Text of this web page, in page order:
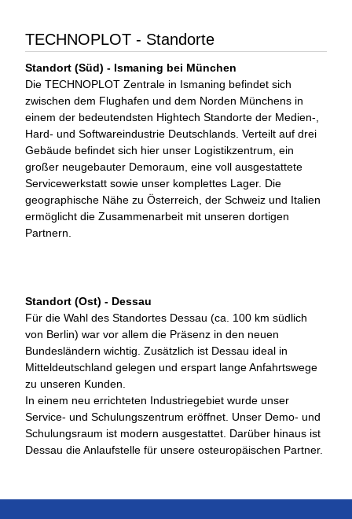
TECHNOPLOT - Standorte
Standort (Süd) - Ismaning bei München
Die TECHNOPLOT Zentrale in Ismaning befindet sich
zwischen dem Flughafen und dem Norden Münchens in
einem der bedeutendsten Hightech Standorte der Medien-,
Hard- und Softwareindustrie Deutschlands. Verteilt auf drei
Gebäude befindet sich hier unser Logistikzentrum, ein
großer neugebauter Demoraum, eine voll ausgestattete
Servicewerkstatt sowie unser komplettes Lager. Die
geographische Nähe zu Österreich, der Schweiz und Italien
ermöglicht die Zusammenarbeit mit unseren dortigen
Partnern.
Standort (Ost) - Dessau
Für die Wahl des Standortes Dessau (ca. 100 km südlich
von Berlin) war vor allem die Präsenz in den neuen
Bundesländern wichtig. Zusätzlich ist Dessau ideal in
Mitteldeutschland gelegen und erspart lange Anfahrtswege
zu unseren Kunden.
In einem neu errichteten Industriegebiet wurde unser
Service- und Schulungszentrum eröffnet. Unser Demo- und
Schulungsraum ist modern ausgestattet. Darüber hinaus ist
Dessau die Anlaufstelle für unsere osteuropäischen Partner.